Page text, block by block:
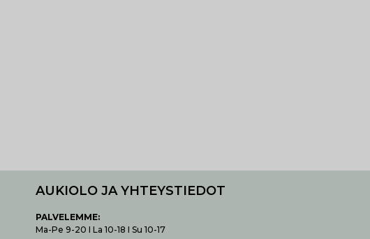
AUKIOLO JA YHTEYSTIEDOT
PALVELEMME:
Ma-Pe 9-20 I La 10-18 I Su 10-17